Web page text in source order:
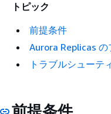
トピック
前提条件
Aurora Replicas
トラブルシューテ